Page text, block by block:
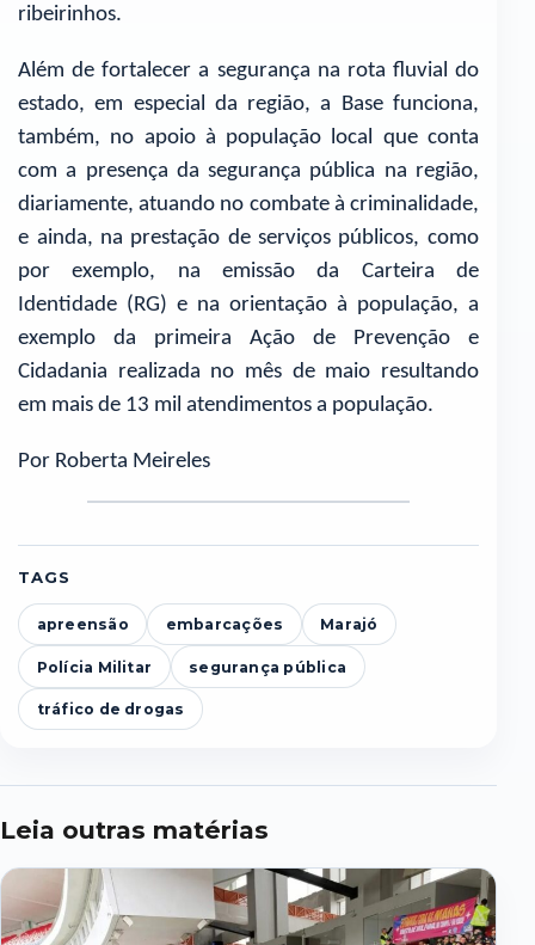
ribeirinhos.
Além de fortalecer a segurança na rota fluvial do
estado, em especial da região, a Base funciona,
também, no apoio à população local que conta
com a presença da segurança pública na região,
diariamente, atuando no combate à criminalidade,
e ainda, na prestação de serviços públicos, como
por exemplo, na emissão da Carteira de
Identidade (RG) e na orientação à população, a
exemplo da primeira Ação de Prevenção e
Cidadania realizada no mês de maio resultando
em mais de 13 mil atendimentos a população.
Por Roberta Meireles
TAGS
apreensão embarcações Marajó
Polícia Militar segurança pública
tráfico de drogas
Leia outras matérias